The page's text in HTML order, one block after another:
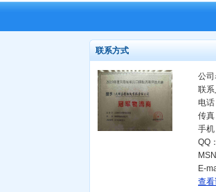
联系方式
公司
联
电话
传真
手机
QQ：
E-
查